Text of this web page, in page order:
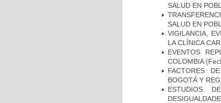
SALUD EN
SALUD EN
VIGILANCIA,
LA CLÍNICA
EVENTOS
COLOMBIA
FACTORES
BOGOTÁ Y
ESTUDIOS